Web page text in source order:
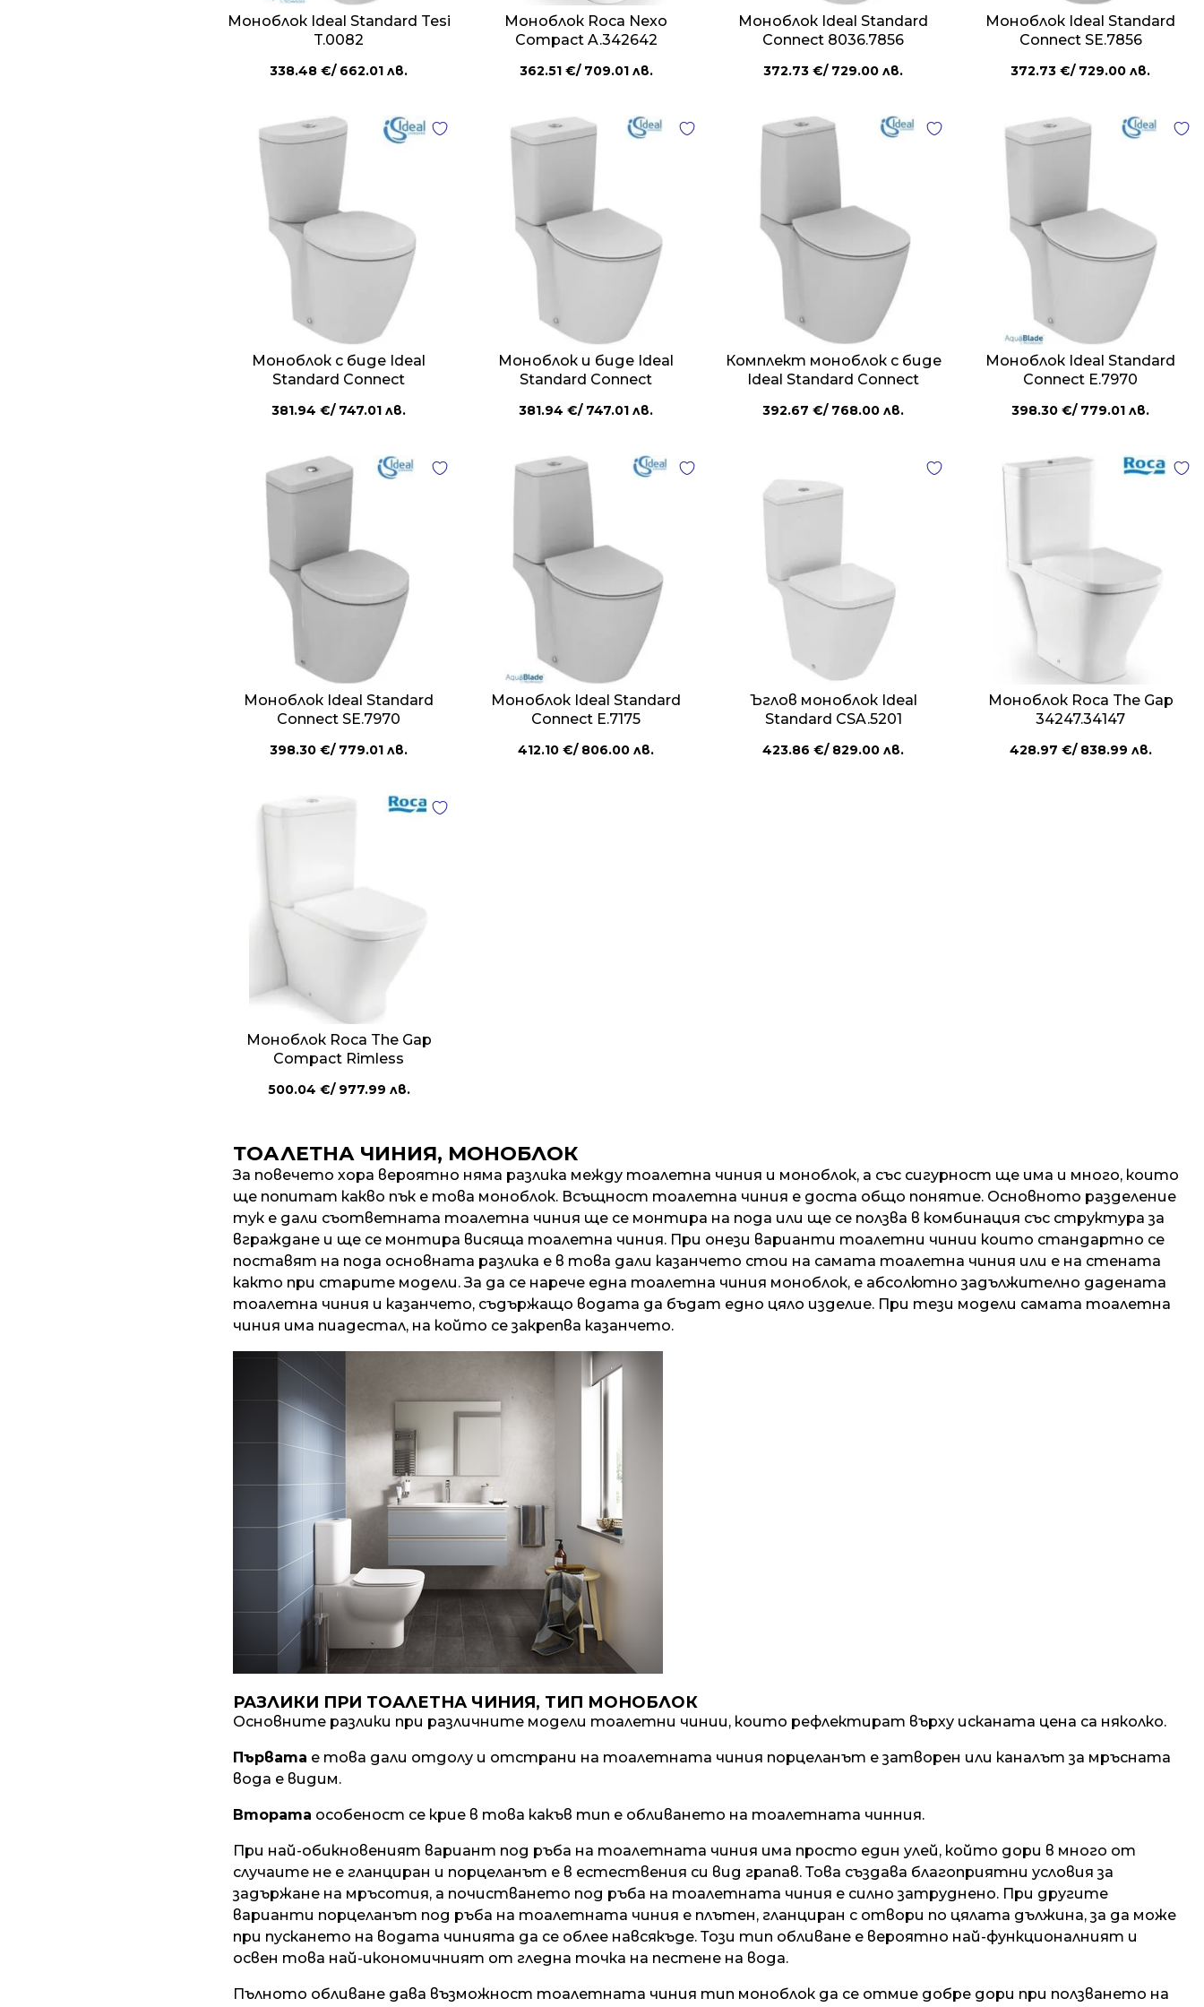
Моноблок Ideal Standard Tesi
T.0082
338.48 €/ 662.01 лв.
Моноблок Roca Nexo
Compact A.342642
362.51 €/ 709.01 лв.
Моноблок Ideal Standard
Connect 8036.7856
372.73 €/ 729.00 лв.
Моноблок Ideal Standard
Connect SE.7856
372.73 €/ 729.00 лв.
Моноблок с биде Ideal
Standard Connect
381.94 €/ 747.01 лв.
Моноблок и биде Ideal
Standard Connect
381.94 €/ 747.01 лв.
Комплект моноблок с биде
Ideal Standard Connect
392.67 €/ 768.00 лв.
Моноблок Ideal Standard
Connect E.7970
398.30 €/ 779.01 лв.
Моноблок Ideal Standard
Connect SE.7970
398.30 €/ 779.01 лв.
Моноблок Ideal Standard
Connect E.7175
412.10 €/ 806.00 лв.
Ъглов моноблок Ideal
Standard CSA.5201
423.86 €/ 829.00 лв.
Моноблок Roca The Gap
34247.34147
428.97 €/ 838.99 лв.
Моноблок Roca The Gap
Compact Rimless
500.04 €/ 977.99 лв.
ТОАЛЕТНА ЧИНИЯ, МОНОБЛОК
За повечето хора вероятно няма разлика между тоалетна чиния и моноблок, а със сигурност ще има и много, които
ще попитат какво пък е това моноблок. Всъщност тоалетна чиния е доста общо понятие. Основното разделение
тук е дали съответната тоалетна чиния ще се монтира на пода или ще се ползва в комбинация със структура за
вграждане и ще се монтира висяща тоалетна чиния. При онези варианти тоалетни чинии които стандартно се
поставят на пода основната разлика е в това дали казанчето стои на самата тоалетна чиния или е на стената
както при старите модели. За да се нарече една тоалетна чиния моноблок, е абсолютно задължително дадената
тоалетна чиния и казанчето, съдържащо водата да бъдат едно цяло изделие. При тези модели самата тоалетна
чиния има пиадестал, на който се закрепва казанчето.
РАЗЛИКИ ПРИ ТОАЛЕТНА ЧИНИЯ, ТИП МОНОБЛОК
Основните разлики при различните модели тоалетни чинии, които рефлектират върху исканата цена са няколко.
Първата е това дали отдолу и отстрани на тоалетната чиния порцеланът е затворен или каналът за мръсната
вода е видим.
Втората особеност се крие в това какъв тип е обливането на тоалетната чинния.
При най-обикновеният вариант под ръба на тоалетната чиния има просто един улей, който дори в много от
случаите не е гланциран и порцеланът е в естествения си вид грапав. Това създава благоприятни условия за
задържане на мръсотия, а почистването под ръба на тоалетната чиния е силно затруднено. При другите
варианти порцеланът под ръба на тоалетната чиния е плътен, гланциран с отвори по цялата дължина, за да може
при пускането на водата чинията да се облее навсякъде. Този тип обливане е вероятно най-функционалният и
освен това най-икономичният от гледна точка на пестене на вода.
Пълното обливане дава възможност тоалетната чиния тип моноблок да се отмие добре дори при ползването на